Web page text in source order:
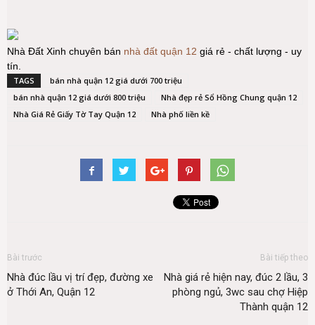
Nhà Đất Xinh chuyên bán nhà đất quận 12 giá rẻ - chất lượng - uy
tín.
TAGS
bán nhà quận 12 giá dưới 700 triệu
bán nhà quận 12 giá dưới 800 triệu
Nhà đẹp rẻ Sổ Hồng Chung quận 12
Nhà Giá Rẻ Giấy Tờ Tay Quận 12
Nhà phố liền kề
Bài trước
Nhà đúc lầu vị trí đẹp, đường xe
ở Thới An, Quận 12
Bài tiếp theo
Nhà giá rẻ hiện nay, đúc 2 lầu, 3
phòng ngủ, 3wc sau chợ Hiệp
Thành quận 12